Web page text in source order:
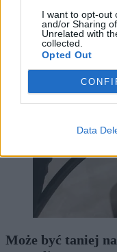
I want to opt-out
and/or Sharing
Unrelated with
collected.
Opted Out
Data
Biznes
Może być taniej